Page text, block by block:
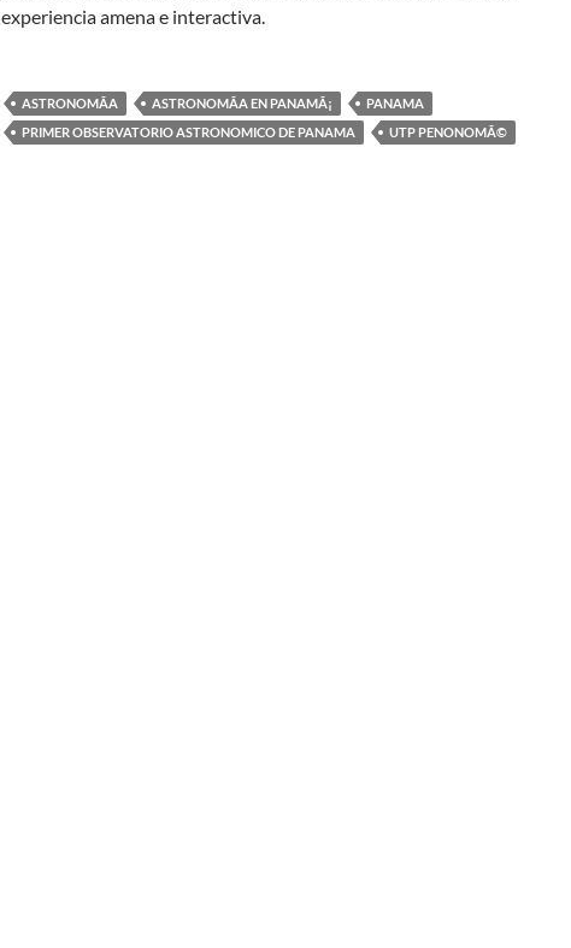
experiencia amena e interactiva.
ASTRONOMÃ­A ASTRONOMÃ­A EN PANAMÃ¡
PANAMA
PRIMER OBSERVATORIO ASTRONOMICO DE PANAMA
UTP PENONOMÃ©